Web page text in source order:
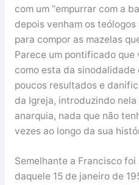
com um “empurrar com a
depois venham os
para compor as mazelas
Parece um pontificado
como esta da sinodalidade
poucos resultados e
da Igreja, introduzindo
anarquia, nada que não
vezes ao longo da sua
Semelhante a Francisco foi
daquele 15 de janeiro de